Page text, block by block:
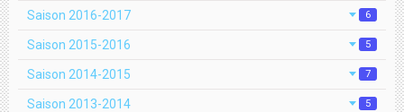
Saison 2016-2017 6
Saison 2015-2016 5
Saison 2014-2015 7
Saison 2013-2014 5